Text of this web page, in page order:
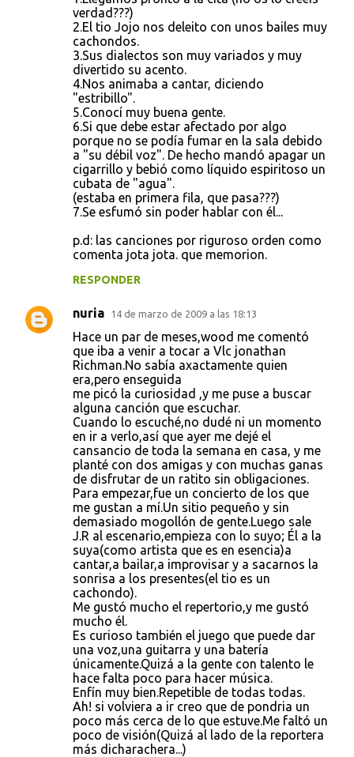
verdad???)
2.El tio Jojo nos deleito con unos bailes muy
cachondos.
3.Sus dialectos son muy variados y muy
divertido su acento.
4.Nos animaba a cantar, diciendo
"estribillo".
5.Conocí muy buena gente.
6.Si que debe estar afectado por algo
porque no se podía fumar en la sala debido
a "su débil voz". De hecho mandó apagar un
cigarrillo y bebió como líquido espiritoso un
cubata de "agua".
(estaba en primera fila, que pasa???)
7.Se esfumó sin poder hablar con él...
p.d: las canciones por riguroso orden como
comenta jota jota. que memorion.
RESPONDER
nuria 14 de marzo de 2009 a las 18:13
Hace un par de meses,wood me comentó
que iba a venir a tocar a Vlc jonathan
Richman.No sabía axactamente quien
era,pero enseguida
me picó la curiosidad ,y me puse a buscar
alguna canción que escuchar.
Cuando lo escuché,no dudé ni un momento
en ir a verlo,así que ayer me dejé el
cansancio de toda la semana en casa, y me
planté con dos amigas y con muchas ganas
de disfrutar de un ratito sin obligaciones.
Para empezar,fue un concierto de los que
me gustan a mí.Un sitio pequeño y sin
demasiado mogollón de gente.Luego sale
J.R al escenario,empieza con lo suyo; Él a la
suya(como artista que es en esencia)a
cantar,a bailar,a improvisar y a sacarnos la
sonrisa a los presentes(el tio es un
cachondo).
Me gustó mucho el repertorio,y me gustó
mucho él.
Es curioso también el juego que puede dar
una voz,una guitarra y una batería
únicamente.Quizá a la gente con talento le
hace falta poco para hacer música.
Enfín muy bien.Repetible de todas todas.
Ah! si volviera a ir creo que de pondria un
poco más cerca de lo que estuve.Me faltó un
poco de visión(Quizá al lado de la reportera
más dicharachera...)